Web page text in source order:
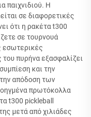
παιχνιδιού. Η
σε διαφορετικές
ότι η ρακέτα t300
σε τουρνουά
εσωτερικές
πυρήνα εξασφαλίζει
και την
απόδοση των
πρωτόκολλα
t300 pickleball
μετά από χιλιάδες